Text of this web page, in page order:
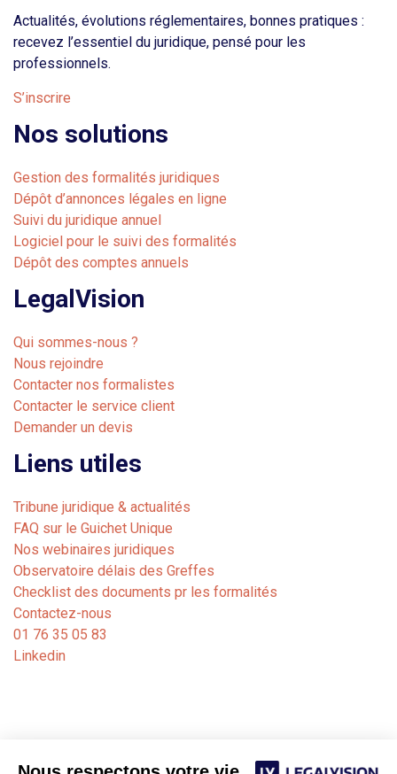
Actualités, évolutions réglementaires, bonnes pratiques :
recevez l’essentiel du juridique, pensé pour les
professionnels.
S’inscrire
Nos solutions
Gestion des formalités juridiques
Dépôt d’annonces légales en ligne
Suivi du juridique annuel
Logiciel pour le suivi des formalités
Dépôt des comptes annuels
LegalVision
Qui sommes-nous ?
Nous rejoindre
Contacter nos formalistes
Contacter le service client
Demander un devis
Liens utiles
Tribune juridique & actualités
FAQ sur le Guichet Unique
Nos webinaires juridiques
Observatoire délais des Greffes
Checklist des documents pr les formalités
Contactez-nous
01 76 35 05 83
Linkedin